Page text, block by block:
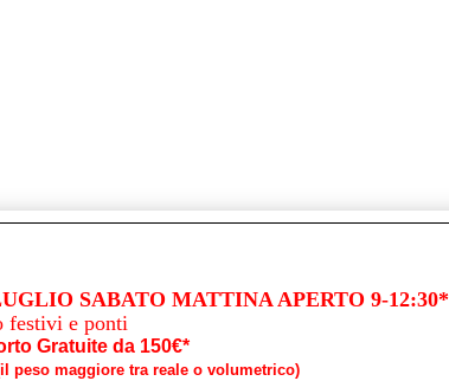
SABATO MATTINA APERTO 9-12:30*
festivi e ponti
Gratuite da 150€*
peso maggiore tra reale o volumetrico)